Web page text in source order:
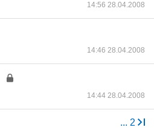
14:56 28.04.2008
14:46 28.04.2008
14:44 28.04.2008
... 2